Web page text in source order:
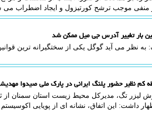
منفی موجب ترشح کورتیزول و ایجاد اضطراب می
بار تغییر آدرس جی میل ممکن شد
به نظر می آید گوگل یکی از سختگیرانه ترین
کم نظیر حضور پلنگ ایرانی در پارک ملی صیدوا
لیزر تگ، مدیرکل محیط زیست استان سمنان از
داشت: این اتفاق، نشانه ای از پویایی